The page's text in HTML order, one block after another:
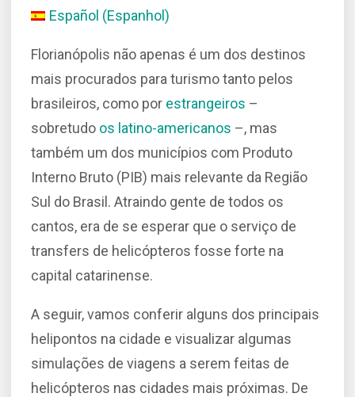
Español (Espanhol)
Florianópolis não apenas é um dos destinos
mais procurados para turismo tanto pelos
brasileiros, como por estrangeiros –
sobretudo os latino-americanos –, mas
também um dos municípios com Produto
Interno Bruto (PIB) mais relevante da Região
Sul do Brasil. Atraindo gente de todos os
cantos, era de se esperar que o serviço de
transfers de helicópteros fosse forte na
capital catarinense.
A seguir, vamos conferir alguns dos principais
helipontos na cidade e visualizar algumas
simulações de viagens a serem feitas de
helicópteros nas cidades mais próximas. De